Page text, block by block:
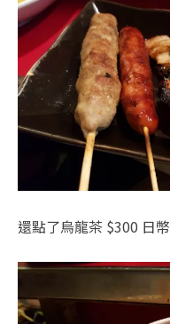
還點了烏龍茶 $300 日幣